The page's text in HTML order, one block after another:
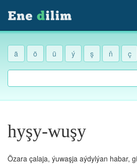
ä ö ü ý ş ň ç
hyşy-wuşy
Özara çalaja, ýuwaşja aýdylýan habar,